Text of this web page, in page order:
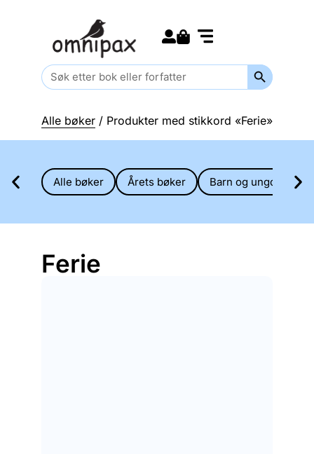
Search
for:
Search
Alle bøker / Produkter med stikkord «Ferie»
Alle bøker Årets bøker Barn og ungdom
Ferie